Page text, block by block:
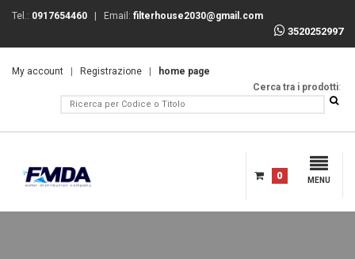
Tel.: 0917654460 | Email: filterhouse2030@gmail.com
3520252997
My account Registrazione
home page
Cerca tra i prodotti:
MENU
0